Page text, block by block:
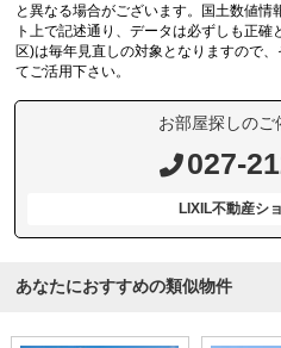
と異なる場合がございます。国土数値情
ト上で記述通り、データは必ずしも正
区)は毎年見直しの対象となりますので
てご活用下さい。
お部屋探しのご
027-
LIXIL不動産シ
あなたにおすすめの類似物件